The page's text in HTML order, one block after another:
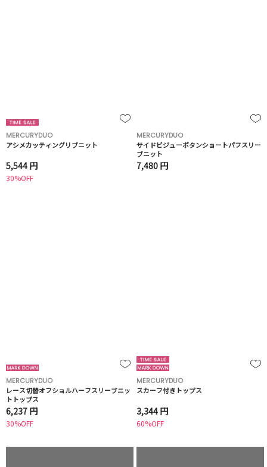
MERCURYDUO
アシメカッティングリブニット
5,544 円
30%OFF
MERCURYDUO
サイドビジューボタンショートパフスリー
ブニット
7,480 円
MERCURYDUO
レース切替オフショルハーフスリーブニッ
トトップス
6,237 円
30%OFF
MERCURYDUO
スカーフ付きトップス
3,344 円
60%OFF